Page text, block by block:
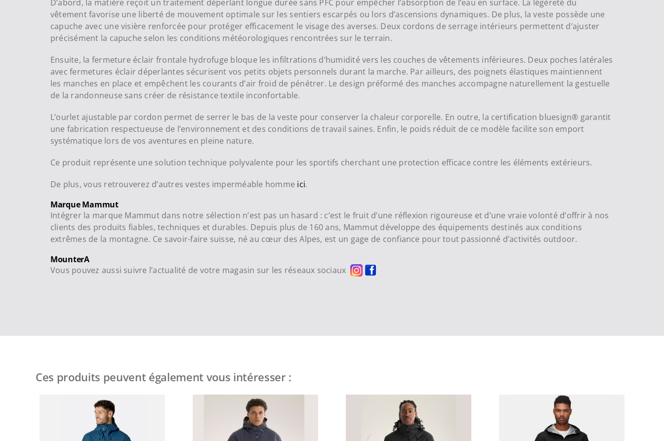
D’abord, la matière reçoit un traitement déperlant longue durée sans PFC pour empêcher l’absorption de l’eau en surface. La légèreté du
vêtement favorise une liberté de mouvement optimale sur les sentiers escarpés ou lors d’ascensions dynamiques. De plus, la veste possède une
capuche avec une visière renforcée pour protéger efficacement le visage des averses. Deux cordons de serrage intérieurs permettent d’ajuster
précisément la capuche selon les conditions météorologiques rencontrées sur le terrain.
Ensuite, la fermeture éclair frontale hydrofuge bloque les infiltrations d’humidité vers les couches de vêtements inférieures. Deux poches latérales
avec fermetures éclair déperlantes sécurisent vos petits objets personnels durant la marche. Par ailleurs, des poignets élastiques maintiennent
les manches en place et empêchent les courants d’air froid de pénétrer. Le design préformé des manches accompagne naturellement la gestuelle
de la randonneuse sans créer de résistance textile inconfortable.
L’ourlet ajustable par cordon permet de serrer le bas de la veste pour conserver la chaleur corporelle. En outre, la certification bluesign® garantit
une fabrication respectueuse de l’environnement et des conditions de travail saines. Enfin, le poids réduit de ce modèle facilite son emport
systématique lors de vos aventures en pleine nature.
Ce produit représente une solution technique polyvalente pour les sportifs cherchant une protection efficace contre les éléments extérieurs.
De plus, vous retrouverez d’autres vestes imperméable homme ici.
Marque Mammut
Intégrer la marque Mammut dans notre sélection n’est pas un hasard : c’est le fruit d’une réflexion rigoureuse et d’une vraie volonté d’offrir à nos
clients des produits fiables, techniques et durables. Depuis plus de 160 ans, Mammut développe des équipements destinés aux conditions
extrêmes de la montagne. Ce savoir-faire suisse, né au cœur des Alpes, est un gage de confiance pour tout passionné d’activités outdoor.
MounterA
Vous pouvez aussi suivre l’actualité de votre magasin sur les réseaux sociaux
Ces produits peuvent également vous intéresser :